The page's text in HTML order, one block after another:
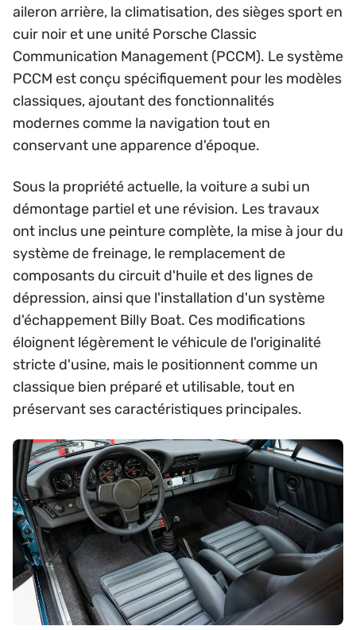
aileron arrière, la climatisation, des sièges sport en
cuir noir et une unité Porsche Classic
Communication Management (PCCM). Le système
PCCM est conçu spécifiquement pour les modèles
classiques, ajoutant des fonctionnalités
modernes comme la navigation tout en
conservant une apparence d'époque.
Sous la propriété actuelle, la voiture a subi un
démontage partiel et une révision. Les travaux
ont inclus une peinture complète, la mise à jour du
système de freinage, le remplacement de
composants du circuit d'huile et des lignes de
dépression, ainsi que l'installation d'un système
d'échappement Billy Boat. Ces modifications
éloignent légèrement le véhicule de l'originalité
stricte d'usine, mais le positionnent comme un
classique bien préparé et utilisable, tout en
préservant ses caractéristiques principales.